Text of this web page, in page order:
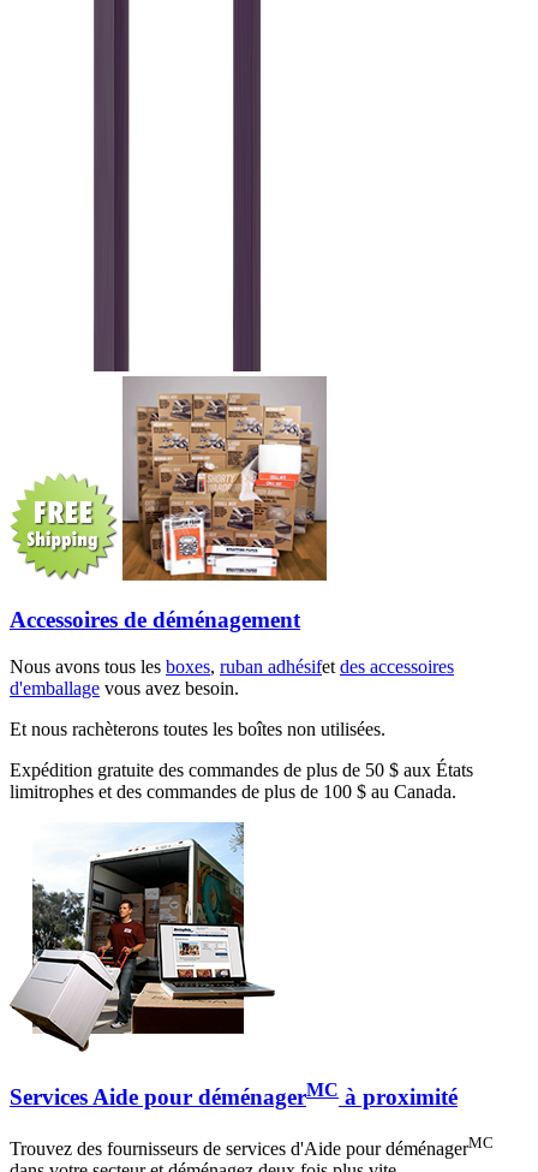
Accessoires de déménagement
Nous avons tous les boxes, ruban adhésifet des accessoires
d'emballage vous avez besoin.
Et nous rachèterons toutes les boîtes non utilisées.
Expédition gratuite des commandes de plus de 50 $ aux États
limitrophes et des commandes de plus de 100 $ au Canada.
Services Aide pour déménagerMC à proximité
Trouvez des fournisseurs de services d'Aide pour déménagerMC